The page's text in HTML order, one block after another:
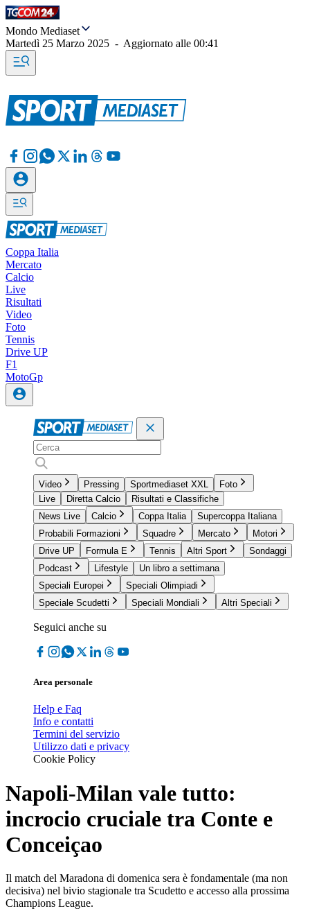
Mondo Mediaset
Martedì 25 Marzo 2025 - Aggiornato alle 00:41
Coppa Italia
Mercato
Calcio
Live
Risultati
Video
Foto
Tennis
Drive UP
F1
MotoGp
Video Pressing Sportmediaset XXL
Foto
Live
Diretta Calcio
Risultati e Classifiche
News Live
Calcio Coppa Italia
Supercoppa Italiana
Probabili Formazioni
Squadre Mercato
Motori
Drive UP
Formula E Tennis Altri Sport
Sondaggi
Podcast
Lifestyle
Un libro a settimana
Speciali Europei
Speciali Olimpiadi
Speciale Scudetti
Speciali Mondiali Altri Speciali
Seguici anche su
Area personale
Help e Faq
Info e contatti
Termini del servizio
Utilizzo dati e privacy
Cookie Policy
Napoli-Milan vale tutto:
incrocio cruciale tra Conte e
Conceiçao
Il match del Maradona di domenica sera è fondamentale (ma non
decisiva) nel bivio stagionale tra Scudetto e accesso alla prossima
Champions League.